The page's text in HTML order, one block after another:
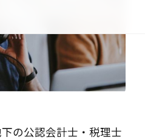
の公認会計士・税理士